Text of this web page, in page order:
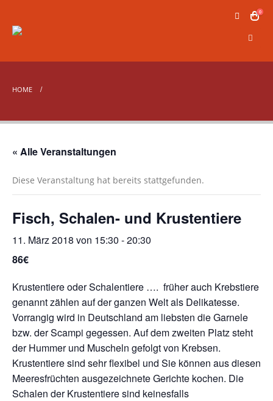
0
HOME
« Alle Veranstaltungen
Diese Veranstaltung hat bereits stattgefunden.
Fisch, Schalen- und Krustentiere
11. März 2018 von 15:30 -20:30
86€
Krustentiere oder Schalentiere …. früher auch Krebstiere
genannt zählen auf der ganzen Welt als Delikatesse.
Vorrangig wird in Deutschland am liebsten die Garnele
bzw. der Scampi gegessen. Auf dem zweiten Platz steht
der Hummer und Muscheln gefolgt von Krebsen.
Krustentiere sind sehr flexibel und Sie können aus diesen
Meeresfrüchten ausgezeichnete Gerichte kochen. Die
Schalen der Krustentiere sind keinesfalls